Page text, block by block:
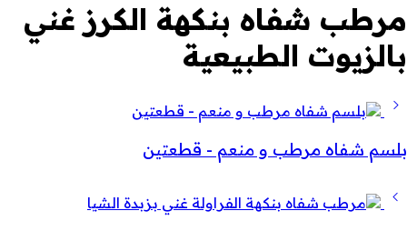
مرطب شفاه بنكهة الكرز غني
بالزيوت الطبيعية
بلسم شفاه مرطب و منعم - قطعتين